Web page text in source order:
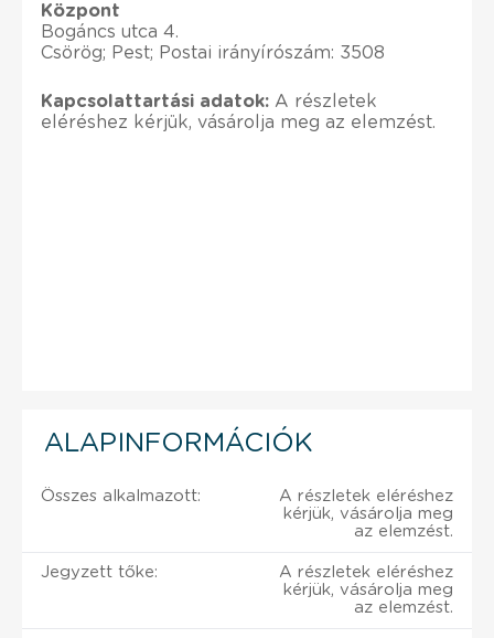
Központ
Bogáncs utca 4.
Csörög; Pest; Postai irányírószám: 3508
Kapcsolattartási adatok: A részletek
eléréshez kérjük, vásárolja meg az elemzést.
ALAPINFORMÁCIÓK
Összes alkalmazott:
A részletek eléréshez
kérjük, vásárolja meg
az elemzést.
Jegyzett tőke:
A részletek eléréshez
kérjük, vásárolja meg
az elemzést.